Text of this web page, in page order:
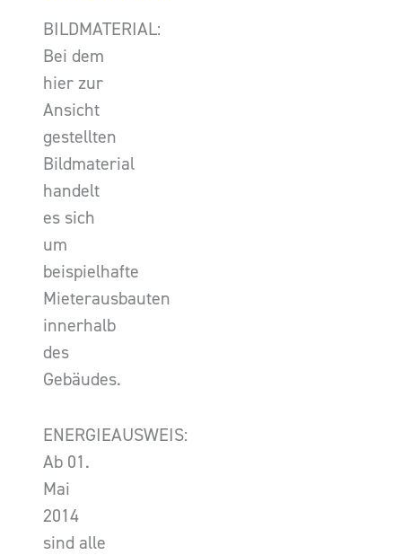
BILDMATERIAL:
Bei dem
hier zur
Ansicht
gestellten
Bildmaterial
handelt
es sich
um
beispielhafte
Mieterausbauten
innerhalb
des
Gebäudes.
ENERGIEAUSWEIS:
Ab 01.
Mai
2014
sind alle